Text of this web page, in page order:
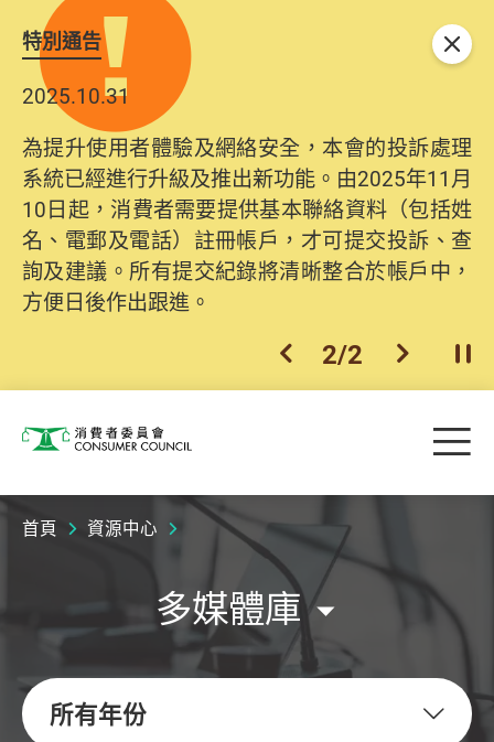
特別通告
2025.10.31
為提升使用者體驗及網絡安全，本會的投訴處理
系統已經進行升級及推出新功能。由2025年11月
10日起，消費者需要提供基本聯絡資料（包括姓
名、電郵及電話）註冊帳戶，才可提交投訴、查
詢及建議。所有提交紀錄將清晰整合於帳戶中，
方便日後作出跟進。
上一個
2/2 下一個開
關閉
消費者委員會 目
首頁 資源中心
多媒體庫
所有年份